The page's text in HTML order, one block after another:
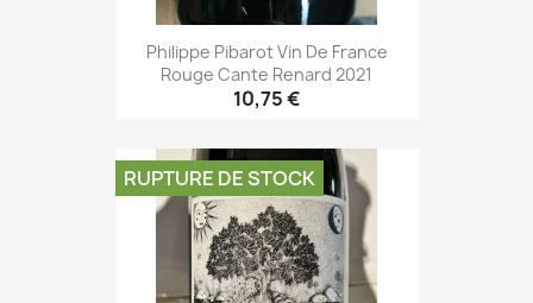
Philippe Pibarot Vin De France
Rouge Cante Renard 2021
10,75 €
RUPTURE DE STOCK